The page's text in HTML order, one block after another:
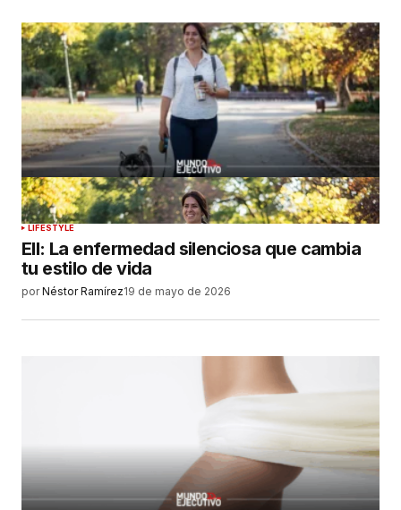
LIFESTYLE
EII: La enfermedad silenciosa que cambia
tu estilo de vida
por Néstor Ramírez19 de mayo de 2026